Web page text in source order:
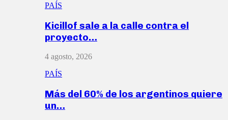
PAÍS
Kicillof sale a la calle contra el
proyecto…
4 agosto, 2026
PAÍS
Más del 60% de los argentinos quiere
un…